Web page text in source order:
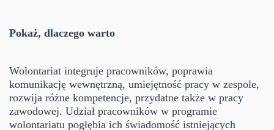
Pokaż, dlaczego warto
Wolontariat integruje pracowników, poprawia
komunikację wewnętrzną, umiejętność pracy w zespole,
rozwija różne kompetencje, przydatne także w pracy
zawodowej. Udział pracowników w programie
wolontariatu pogłębia ich świadomość istniejących